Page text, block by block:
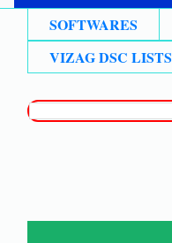
SOFTWARES
VIZAG DSC LISTS